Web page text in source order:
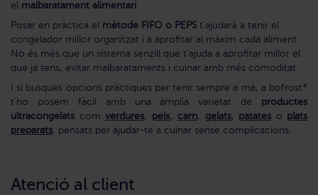
el malbaratament alimentari.
Posar en pràctica el mètode FIFO o PEPS t’ajudarà a tenir el
congelador millor organitzat i a aprofitar al màxim cada aliment.
No és més que un sistema senzill que t’ajuda a aprofitar millor el
que ja tens, evitar malbarataments i cuinar amb més comoditat.
I si busques opcions pràctiques per tenir sempre a mà, a bofrost*
t’ho posem fàcil amb una àmplia varietat de productes
ultracongelats com verdures, peix, carn, gelats, patates o plats
preparats, pensats per ajudar-te a cuinar sense complicacions.
Atenció al client